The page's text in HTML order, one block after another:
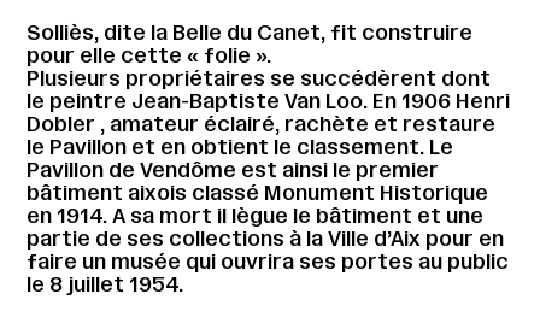
Solliès, dite la Belle du Canet, fit construire
pour elle cette « folie ».
Plusieurs propriétaires se succédèrent dont
le peintre Jean-Baptiste Van Loo. En 1906 Henri
Dobler , amateur éclairé, rachète et restaure
le Pavillon et en obtient le classement. Le
Pavillon de Vendôme est ainsi le premier
bâtiment aixois classé Monument Historique
en 1914. A sa mort il lègue le bâtiment et une
partie de ses collections à la Ville d’Aix pour en
faire un musée qui ouvrira ses portes au public
le 8 juillet 1954.